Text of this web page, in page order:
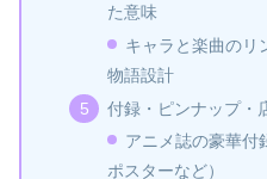
た意味
キャラと楽曲のリ
物語設計
付録・ピンナップ・
アニメ誌の豪華付
ポスターなど）